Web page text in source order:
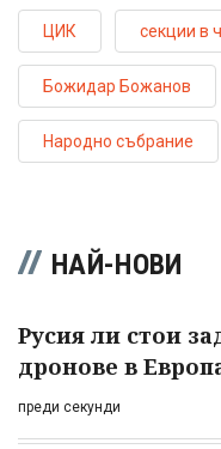
ЦИК секции в
Божидар Божанов
Народно събрание
НАЙ-НОВИ
Русия ли стои
дронове в
преди секунди